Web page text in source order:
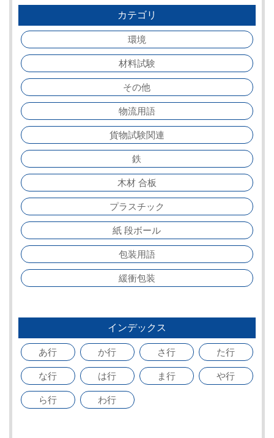
カテゴリ
環境
材料試験
その他
物流用語
貨物試験関連
鉄
木材 合板
プラスチック
紙 段ボール
包装用語
緩衝包装
インデックス
あ行 か行 さ行 た行
な行 は行 ま行 や行
ら行 わ行